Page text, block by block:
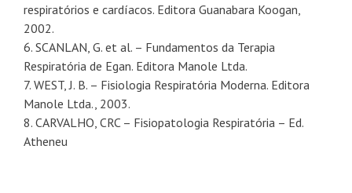
respiratórios e cardíacos. Editora Guanabara Koogan,
2002.
6. SCANLAN, G. et al. – Fundamentos da Terapia
Respiratória de Egan. Editora Manole Ltda.
7. WEST, J. B. – Fisiologia Respiratória Moderna. Editora
Manole Ltda., 2003.
8. CARVALHO, CRC – Fisiopatologia Respiratória – Ed.
Atheneu